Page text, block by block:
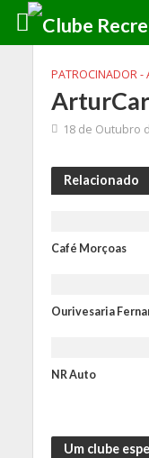
PATROCINADOR -
ArturCar
18 de Outubro
Relacionado
Café Morçoas
Ourivesaria
NR Auto
Um clube